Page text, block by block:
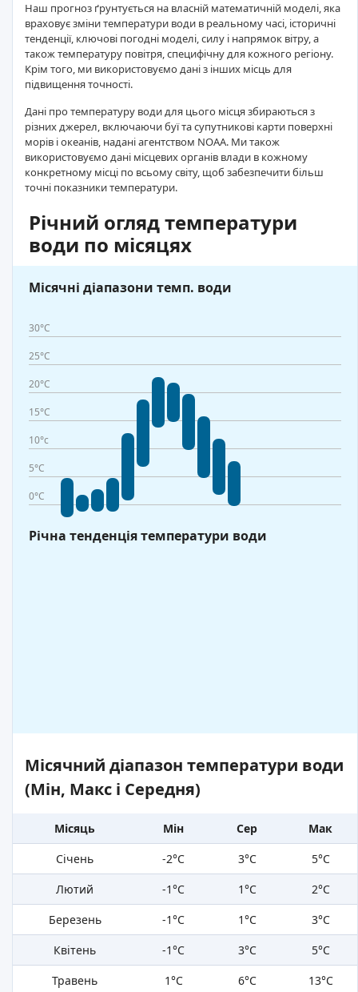
Наш прогноз ґрунтується на власній математичній моделі, яка
враховує зміни температури води в реальному часі, історичні
тенденції, ключові погодні моделі, силу і напрямок вітру, а
також температуру повітря, специфічну для кожного регіону.
Крім того, ми використовуємо дані з інших місць для
підвищення точності.
Дані про температуру води для цього місця збираються з
різних джерел, включаючи буї та супутникові карти поверхні
морів і океанів, надані агентством NOAA. Ми також
використовуємо дані місцевих органів влади в кожному
конкретному місці по всьому світу, щоб забезпечити більш
точні показники температури.
Річний огляд температури
води по місяцях
Місячні діапазони темп. води
30°C
25°C
20°C
15°C
10°c
5°C
0°C
Річна тенденція температури води
Місячний діапазон температури води
(Мін, Макс і Середня)
Місяць Мін Сер
Мак
Січень
-2°C 3°C
5°C
Лютий
-1°C 1°C
2°C
Березень
-1°C 1°C
3°C
Квітень
-1°C 3°C
5°C
Травень
1°C 6°C
13°C